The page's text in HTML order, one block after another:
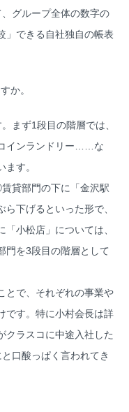
グループ全体の数字の
」できる自社独自の帳表
か。
まず1段目の階層では、
ンランドリー……な
す。
貸部門の下に「金沢駅
下げるといった形で、
小松店」については、
門を3段目の階層として
とで、それぞれの事業や
です。特に小村会長は詳
クラスコに中途入社した
口酸っぱく言われてき